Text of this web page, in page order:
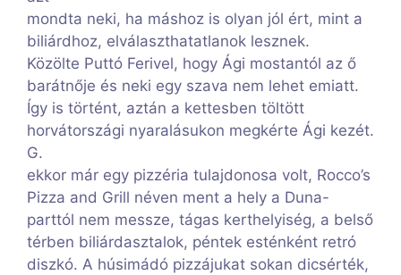
mondta neki, ha máshoz is olyan jól ért, mint a
biliárdhoz, elválaszthatatlanok lesznek.
Közölte Puttó Ferivel, hogy Ági mostantól az ő
barátnője és neki egy szava nem lehet emiatt.
Így is történt, aztán a kettesben töltött
horvátországi nyaralásukon megkérte Ági kezét.
G.
ekkor már egy pizzéria tulajdonosa volt, Rocco’s
Pizza and Grill néven ment a hely a Duna-
parttól nem messze, tágas kerthelyiség, a belső
térben biliárdasztalok, péntek esténként retró
diszkó. A húsimádó pizzájukat sokan dicsérték,